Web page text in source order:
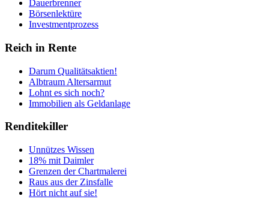
Dauerbrenner
Börsenlektüre
Investmentprozess
Reich in Rente
Darum Qualitätsaktien!
Albtraum Altersarmut
Lohnt es sich noch?
Immobilien als Geldanlage
Renditekiller
Unnützes Wissen
18% mit Daimler
Grenzen der Chartmalerei
Raus aus der Zinsfalle
Hört nicht auf sie!